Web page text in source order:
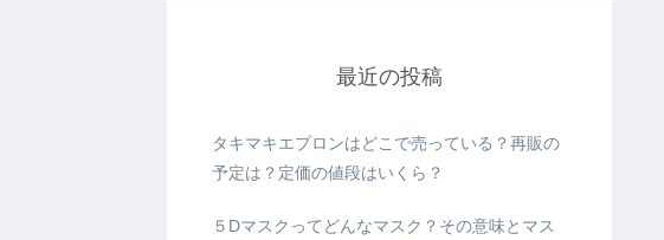
最近の投稿
タキマキエプロンはどこで売っている？再販の
予定は？定価の値段はいくら？
５Dマスクってどんなマスク？その意味とマス